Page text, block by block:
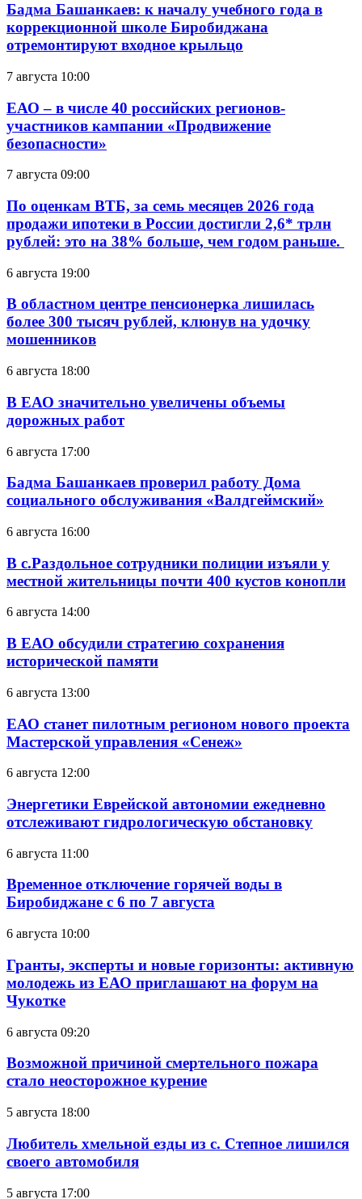
Бадма Башанкаев: к началу учебного года в
коррекционной школе Биробиджана
отремонтируют входное крыльцо
7 августа 10:00
ЕАО – в числе 40 российских регионов-
участников кампании «Продвижение
безопасности»
7 августа 09:00
По оценкам ВТБ, за семь месяцев 2026 года
продажи ипотеки в России достигли 2,6* трлн
рублей: это на 38% больше, чем годом раньше.
6 августа 19:00
В областном центре пенсионерка лишилась
более 300 тысяч рублей, клюнув на удочку
мошенников
6 августа 18:00
В ЕАО значительно увеличены объемы
дорожных работ
6 августа 17:00
Бадма Башанкаев проверил работу Дома
социального обслуживания «Валдгеймский»
6 августа 16:00
В с.Раздольное сотрудники полиции изъяли у
местной жительницы почти 400 кустов конопли
6 августа 14:00
В ЕАО обсудили стратегию сохранения
исторической памяти
6 августа 13:00
ЕАО станет пилотным регионом нового проекта
Мастерской управления «Сенеж»
6 августа 12:00
Энергетики Еврейской автономии ежедневно
отслеживают гидрологическую обстановку
6 августа 11:00
Временное отключение горячей воды в
Биробиджане с 6 по 7 августа
6 августа 10:00
Гранты, эксперты и новые горизонты: активную
молодежь из ЕАО приглашают на форум на
Чукотке
6 августа 09:20
Возможной причиной смертельного пожара
стало неосторожное курение
5 августа 18:00
Любитель хмельной езды из с. Степное лишился
своего автомобиля
5 августа 17:00